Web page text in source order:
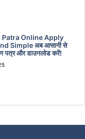
Patra Online Apply
Simple अब आसानी से
पत्र और डाउनलोड करें!